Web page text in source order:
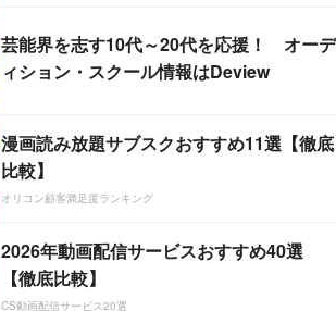
芸能界を志す10代～20代を応援！ オーデ
ィション・スクール情報はDeview
漫画読み放題サブスクおすすめ11選【徹底
比較】
オリコン顧客満足度ランキング
2026年動画配信サービスおすすめ40選
【徹底比較】
CS動画配信サービス20選